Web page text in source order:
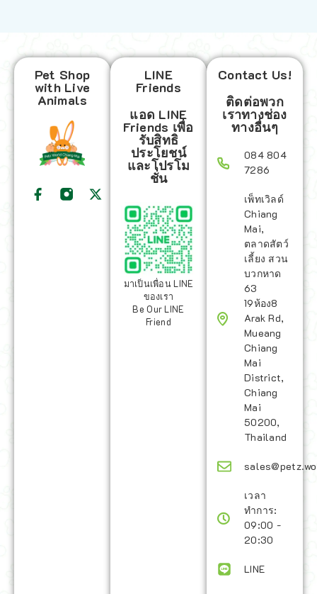
Pet Shop
with Live
Animals
LINE
Friends
แอด LINE
Friends เพื่อ
รับสิทธิ
ประโยชน์
และโปรโม
ชั่น
มาเป็นเพื่อน LINE
ของเรา
Be Our LINE
Friend
Contact Us!
ติดต่อพวก
เราทางช่อง
ทางอื่นๆ
084 804
7286
เพ็ทเวิลด์
Chiang
Mai,
ตลาดสัตว์
เลี้ยง สวน
บวกหาด
63
19ห้อง8
Arak Rd,
Mueang
Chiang
Mai
District,
Chiang
Mai
50200,
Thailand
เวลา
ทำการ:
09:00 -
20:30
LINE